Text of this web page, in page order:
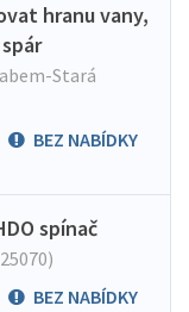
hranu vany,
Stará
BEZ NABÍDKY
spínač
BEZ NABÍDKY